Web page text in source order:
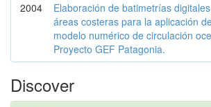
2004
Elaboración de batimetrías
áreas costeras para la aplicación
modelo numérico de circulación
Proyecto GEF Patagonia.
Discover